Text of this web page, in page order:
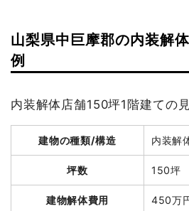
建物の種類/構造 鉄骨
総額 124
品名 数量
鉄骨造倉庫18坪1階建て
18坪
山梨県中巨摩郡の内装解
例
内装解体店舗150坪1階建ての
建物の種類/構造 内装解
坪数 150坪
建物解体費用 450万